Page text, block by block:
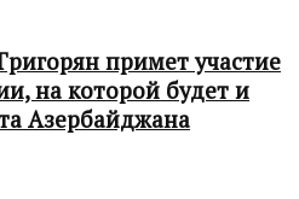
примет участие
на которой будет и
Азербайджана